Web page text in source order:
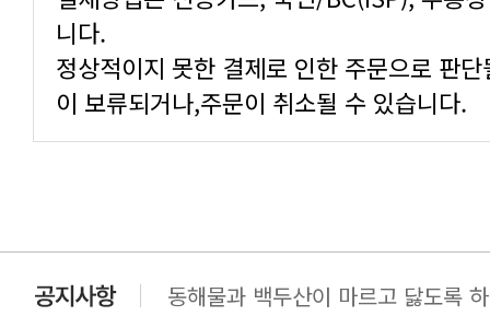
니다.
이 보류되거나,주문이 취소될 수 있습니다.
동해물과 백두산이 마르고 닳도록